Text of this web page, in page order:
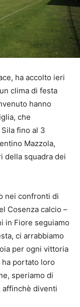
ha accolto ieri
clima di festa
hanno
che
fino al 3
Mazzola,
della squadra dei
nei confronti di
Cosenza calcio –
in Fiore seguiamo
ci arrabbiamo
per ogni vittoria
ha portato loro
speriamo di
affinchè diventi